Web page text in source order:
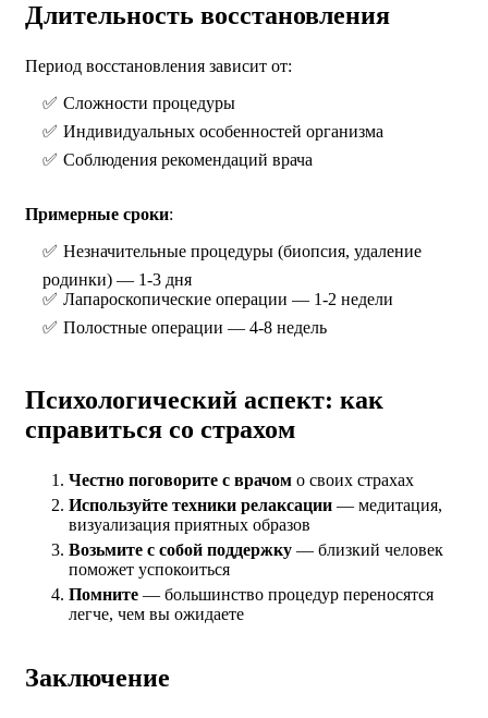
Длительность восстановления
Период восстановления зависит от:
Сложности процедуры
Индивидуальных особенностей организма
Соблюдения рекомендаций врача
Примерные сроки:
Незначительные процедуры (биопсия, удаление
родинки) — 1-3 дня
Лапароскопические операции — 1-2 недели
Полостные операции — 4-8 недель
Психологический аспект: как
справиться со страхом
Честно поговорите с врачом о своих страхах
Используйте техники релаксации — медитация,
визуализация приятных образов
Возьмите с собой поддержку — близкий человек
поможет успокоиться
Помните — большинство процедур переносятся
легче, чем вы ожидаете
Заключение